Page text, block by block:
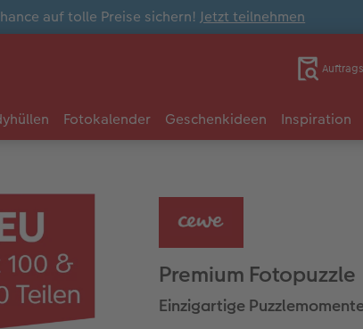
auf tolle Preise sichern!Jetzt teilnehmen
Fotokalender Geschenkideen Inspiration
Premium Fotopuzzle
Einzigartige